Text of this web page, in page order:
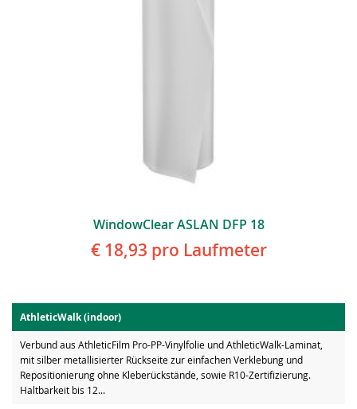
WindowClear ASLAN DFP 18
€ 18,93 pro Laufmeter
AthleticWalk (indoor)
Verbund aus AthleticFilm Pro-PP-Vinylfolie und AthleticWalk-Laminat,
mit silber metallisierter Rückseite zur einfachen Verklebung und
Repositionierung ohne Kleberückstände, sowie R10-Zertifizierung.
Haltbarkeit bis 12...